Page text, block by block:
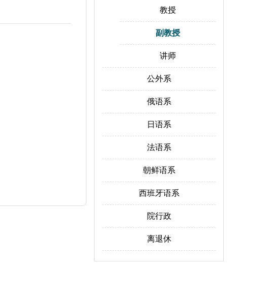
教授
副教授
讲师
公外系
俄语系
日语系
法语系
朝鲜语系
西班牙语系
院行政
离退休